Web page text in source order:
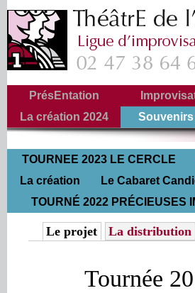
PrésEntation
La création 2024
TOURNEE 2023 LE CERCLE
DE CRAIE
La création
2016
Le Cabaret
2016
TOURNÉ 2022 PRÉCIEUSES
d’après
←Jean Louis Dumont chante..Rue
EN TOURNEE
Le projet La distribution
Tournée